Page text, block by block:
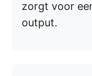
zorgt voor
output.